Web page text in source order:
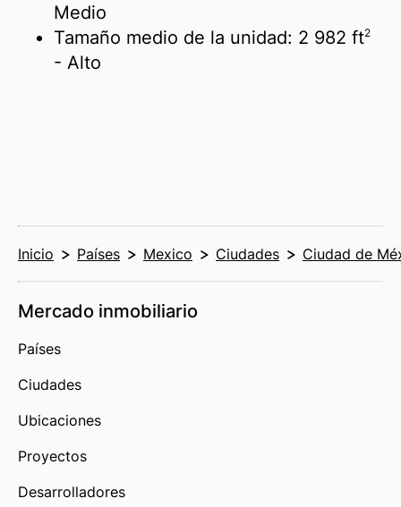
Medio
Tamaño medio de la unidad: 2 982 ft2
- Alto
Inicio Países Mexico Ciudades Ciudad de
Mercado inmobiliario
Países
Ciudades
Ubicaciones
Proyectos
Desarrolladores